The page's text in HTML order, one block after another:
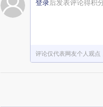
登录后发表评论得积
评论仅代表网友个人观点